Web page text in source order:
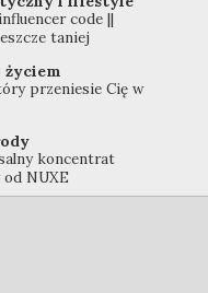
code ||
taniej
przeniesie Cię w
koncentrat
NUXE